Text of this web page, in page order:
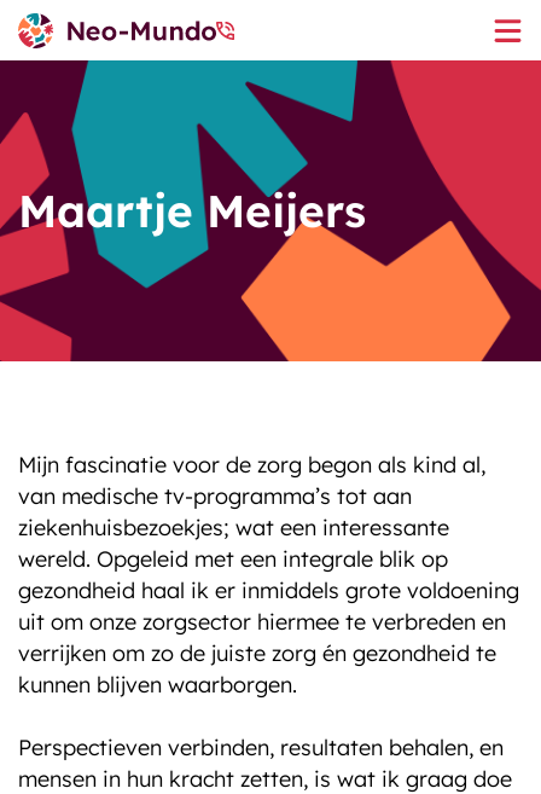
Maartje Meijers
Mijn fascinatie voor de zorg begon als kind al,
van medische tv-programma’s tot aan
ziekenhuisbezoekjes; wat een interessante
wereld. Opgeleid met een integrale blik op
gezondheid haal ik er inmiddels grote voldoening
uit om onze zorgsector hiermee te verbreden en
verrijken om zo de juiste zorg én gezondheid te
kunnen blijven waarborgen.
Perspectieven verbinden, resultaten behalen, en
mensen in hun kracht zetten, is wat ik graag doe
Executive search
Interim
Het team
Ons gedachtegoed
Ingevulde vacatures
Onze klanten
Blog